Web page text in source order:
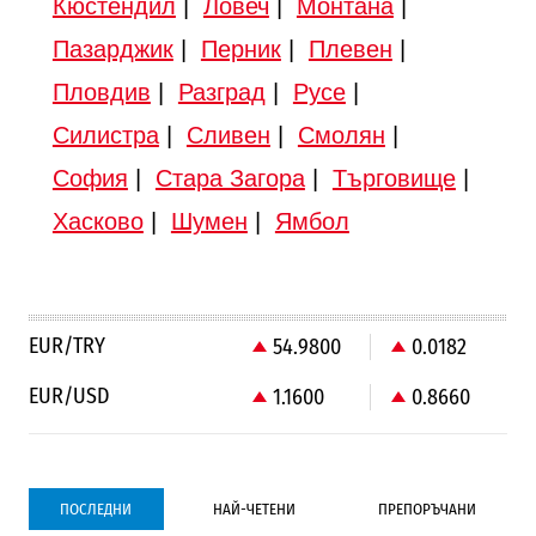
Кюстендил Ловеч Монтана|
Пазарджик| Перник| Плевен |
Пловдив | Разград | Русе|
Силистра| Сливен | Смолян |
София | Стара Загора| Търговище|
Хасково| Шумен | Ямбол
EUR/TRY 54.9800
0.0182
EUR/USD
1.1600 0.8660
ПОСЛЕДНИ НАЙ-ЧЕТЕНИ ПРЕПОРЪЧАНИ